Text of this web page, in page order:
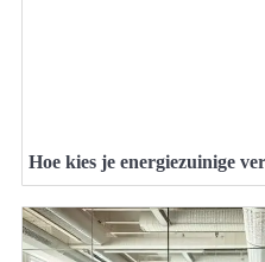
Hoe kies je energiezuinige